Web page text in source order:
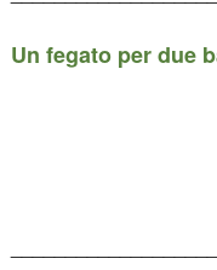
Un fegato per due